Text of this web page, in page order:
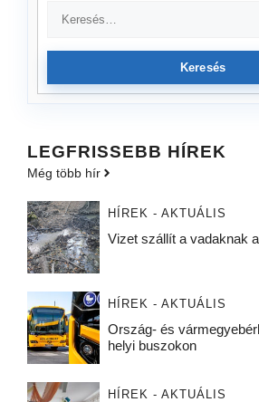
Keresés
LEGFRISSEBB HÍREK
Még több hír
HÍREK - AKTUÁLIS
Vizet szállít a vadaknak
HÍREK - AKTUÁLIS
Ország- és
helyi buszokon
HÍREK - AKTUÁLIS